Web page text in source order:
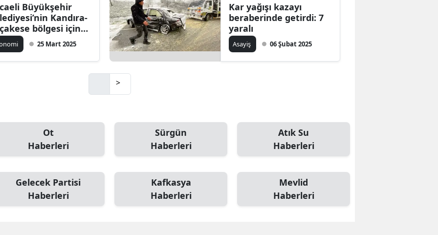
Rize
Sakarya
Samsun
Tekirdağ
Tokat
Tunceli
Şanlıurfa
Büyükşehir
Kandıra-
bölgesi için
Entegre
görüşmeleri
25 Mart 2025
Kar yağışı kazayı
beraberinde getirdi: 7
yaralı
Asayiş 06 Şubat 2025
>
Ot
Haberleri
Sürgün
Haberleri
Atık Su
Haberleri
Gelecek Partisi
Haberleri
Kafkasya
Haberleri
Mevlid
Haberleri